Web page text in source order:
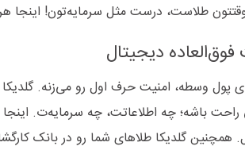
طلاست، درست مثل سرمایه‌تون! اینجا
فوق‌العاده دیجیتال
پول وسطه، امنیت حرف اول رو می‌زنه. گلدیکا
باشه؛ چه اطلاعاتت، چه سرمایه‌ت.
همچنین گلدیکا طلاهای شما رو در بانک